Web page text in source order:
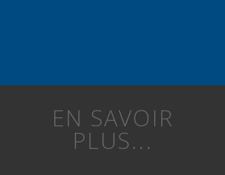
EN SAVOIR
PLUS...